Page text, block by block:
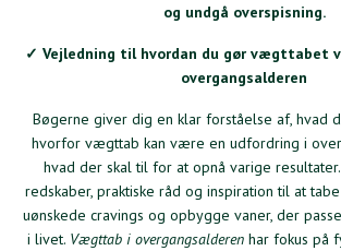
og undgå overspisning.
✓ Vejledning til hvordan du gør vægttabet
overgangsalderen
Bøgerne giver dig en klar forståelse af, hvad
hvorfor vægttab kan være en udfordring i
hvad der skal til for at opnå varige
redskaber, praktiske råd og inspiration til at
uønskede cravings og opbygge vaner, der
i livet. Vægttab i overgangsalderen har fokus på